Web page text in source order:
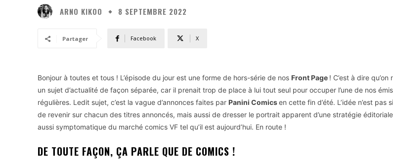
ARNO KIKOO 8 SEPTEMBRE 2022
Partager Facebook X
Bonjour à toutes et tous ! L’épisode du jour est une forme de hors-série de nos Front Page ! C’est à dire
un sujet d’actualité de façon séparée, car il prenait trop de place à lui tout seul pour occuper l’une de nos
régulières. Ledit sujet, c’est la vague d’annonces faites par Panini Comicsen cette fin d’été. L’idée n’est pas
de revenir sur chacun des titres annoncés, mais aussi de dresser le portrait apparent d’une stratégie
aussi symptomatique du marché comics VF tel qu’il est aujourd’hui. En route !
DE TOUTE FAÇON, ÇA PARLE QUE DE COMICS !